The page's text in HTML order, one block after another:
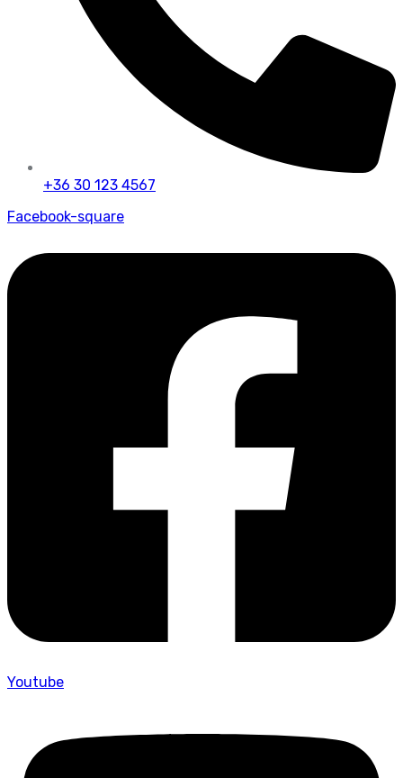
+36 30 123 4567
Facebook-square
Youtube